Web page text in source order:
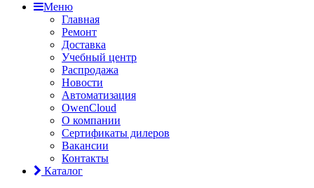
Меню
Главная
Ремонт
Доставка
Учебный центр
Распродажа
Новости
Автоматизация
OwenCloud
О компании
Сертификаты дилеров
Вакансии
Контакты
Каталог